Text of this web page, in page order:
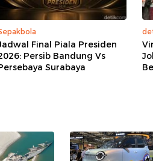
Final Piala Presiden
Persib Bandung Vs
Surabaya